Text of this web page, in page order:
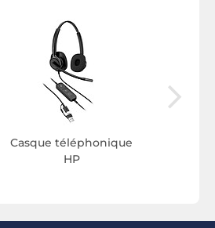
Casque téléphonique
HP